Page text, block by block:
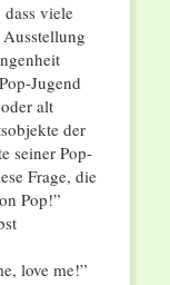
viele
Jugend
alt
der
seiner Pop-
Frage, die
Pop!”
love me!”